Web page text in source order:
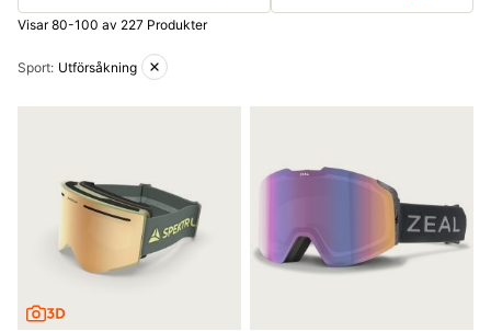
Visar 80-100 av 227 Produkter
Aktiva filter
Sport: Utförsåkning